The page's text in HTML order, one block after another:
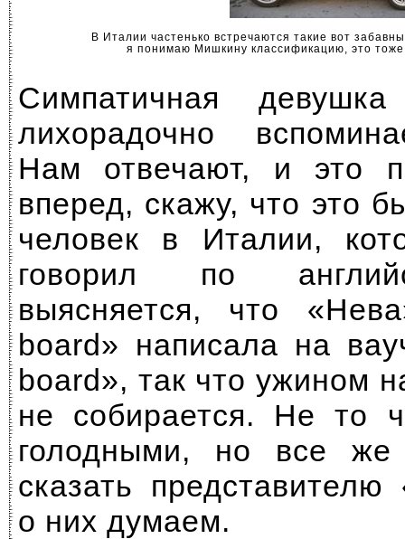
В Италии частенько встречаются такие вот
я понимаю Мишкину классификацию, это
Симпатичная
лихорадочно
Нам отвечают, и это
вперед, скажу, что это
человек в Италии,
говорил по
выясняется, что
board» написала на
board», так что ужином
не собирается. Не то
голодными, но все же
сказать
о них думаем.